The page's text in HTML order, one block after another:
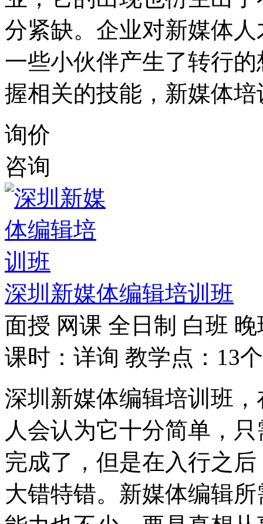
分紧缺。企业对新媒体
一些小伙伴产生了转行
握相关的技能，新媒体
询价
咨询
深圳新媒体编辑培训班
面授 网课 全日制 白班 晚
课时：详询 教学点：13个
深圳新媒体编辑培训班
人会认为它十分简单，
完成了，但是在入行之
大错特错。新媒体编辑